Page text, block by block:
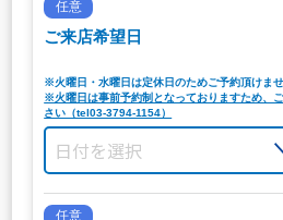
任意
ご来店希望日
※火曜日・水曜日は定休日のためご予約頂けませ
※火曜日は事前予約制となっておりますため、
さい（tel03-3794-1154）
任意